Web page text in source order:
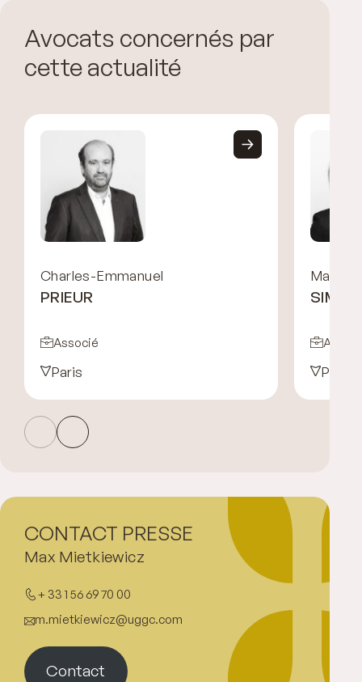
Avocats concernés par
cette actualité
Charles-Emmanuel
PRIEUR
Associé
Paris
Marine
Paris
Max Mietkiewicz
+ 33 1 56 69 70 00
m.mietkiewicz@uggc.com
Contact
CONTACT PRESSE